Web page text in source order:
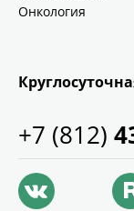
Онкология
+7 (812)